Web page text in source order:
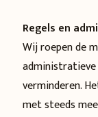
Regels en
Wij roepen de
verminderen.
met steeds